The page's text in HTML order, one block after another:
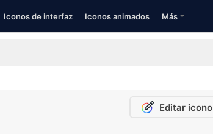
Iconos de interfaz Iconos animados Más
Editar icono